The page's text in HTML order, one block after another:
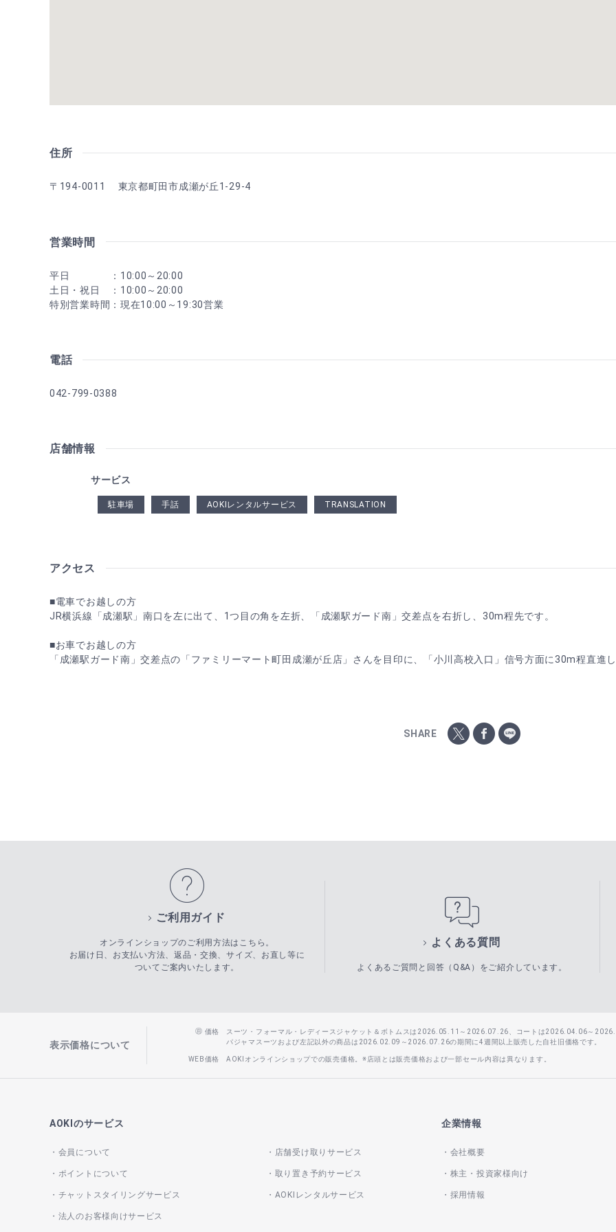
住所
〒194-0011 東京都町田市成瀬が丘1-29-4
営業時間
平日 ：10:00～20:00
土日・祝日 ：10:00～20:00
特別営業時間：現在10:00～19:30営業
電話
042-799-0388
店舗情報
サービス
駐車場 手話 AOKIレンタルサービス TRANSLATION
アクセス
■電車でお越しの方
JR横浜線「成瀬駅」南口を左に出て、1つ目の角を左折、「成瀬駅ガード南」交差点を右折し、30m程先です。
■お車でお越しの方
「成瀬駅ガード南」交差点の「ファミリーマート町田成瀬が丘店」さんを目印に、「小川高校入口」信号方面に30m程直進し
SHARE
ご利用ガイド
オンラインショップのご利用方法はこちら。
お届け日、お支払い方法、返品・交換、サイズ、お直し等に
ついてご案内いたします。
よくある質問
よくあるご質問と回答（Q&A）をご紹介しています。
表示価格について
価格
スーツ・フォーマル・レディースジャケット＆ボトムスは2026.05.11～2026.07.26、コートは2026.04.06～
パジャマスーツおよび左記以外の商品は2026.02.09～2026.07.26の期間に4週間以上販売した自社旧価格です。
WEB価格 AOKIオンラインショップでの販売価格。※店頭とは販売価格および一部セール内容は異なります。
AOKIのサービス
会員について
ポイントについて
チャットスタイリングサービス
店舗受け取りサービス
取り置き予約サービス
AOKIレンタルサービス
法人のお客様向けサービス
企業情報
会社概要
株主・投資家様向け
採用情報